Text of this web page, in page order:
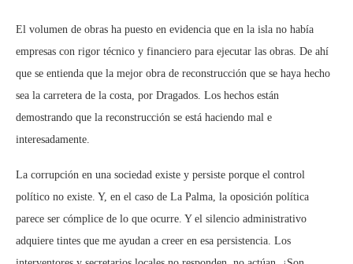
El volumen de obras ha puesto en evidencia que en la isla no había
empresas con rigor técnico y financiero para ejecutar las obras. De ahí
que se entienda que la mejor obra de reconstrucción que se haya hecho
sea la carretera de la costa, por Dragados. Los hechos están
demostrando que la reconstrucción se está haciendo mal e
interesadamente.
La corrupción en una sociedad existe y persiste porque el control
político no existe. Y, en el caso de La Palma, la oposición política
parece ser cómplice de lo que ocurre. Y el silencio administrativo
adquiere tintes que me ayudan a creer en esa persistencia. Los